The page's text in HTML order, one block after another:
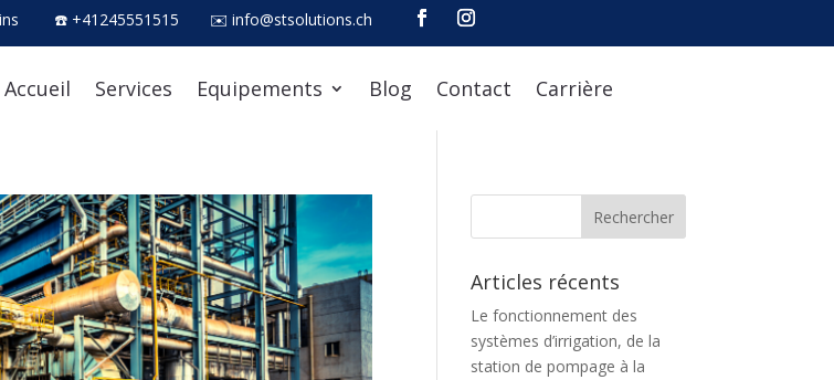
☎ +41245551515 ✉ info@stsolutions.ch
Accueil Services Equipements Blog Contact Carrière
Articles récents
Le fonctionnement des
systèmes d’irrigation, de la
station de pompage à la